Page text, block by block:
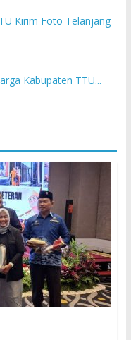
Kirim Foto Telanjang
Kabupaten TTU...